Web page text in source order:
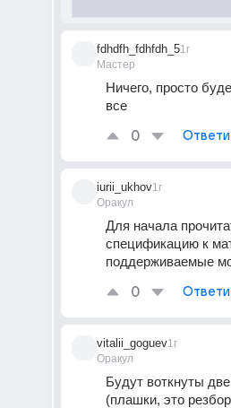
fdhdfh_fdhfdh_5
Мастер
1г
Ничего, просто
все
0
iurii_ukhov
Оракул
1г
Для начала
спецификацию к
поддерживаемые
0
vitalii_goguev
Оракул
1г
Будут воткнуты
(плашки, это